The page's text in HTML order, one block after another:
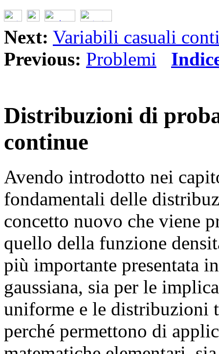
Next: Variabili casuali
Previous: Problemi
Distribuzioni di
continue
Avendo introdotto nei
fondamentali delle
concetto nuovo che viene
quello della funzione
più importante presentata
gaussiana, sia per le
uniforme e le distribuzioni
perché permettono di